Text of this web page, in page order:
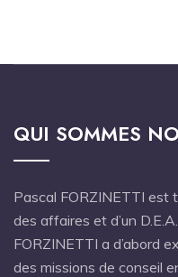
QUI SOMMES
Pascal FORZINETTI est
des affaires et d’un
FORZINETTI a d’abord
des missions de conseil